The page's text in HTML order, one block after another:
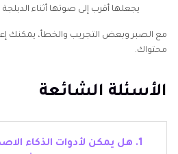
يجعلها أقرب إلى صوتها أثناء الدبلجة
مع الصبر وبعض التجريب والخطأ، يمكنك
محتواك.
الأسئلة الشائعة